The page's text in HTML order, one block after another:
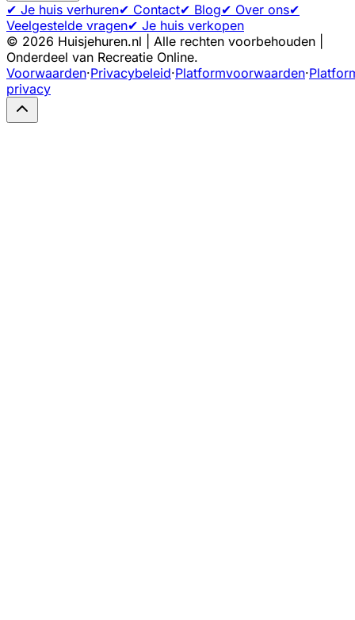
✔ Je huis verhuren✔ Contact✔ Blog✔ Over ons✔
Veelgestelde vragen✔ Je huis verkopen
© 2026 Huisjehuren.nl | Alle rechten voorbehouden |
Onderdeel van Recreatie Online.
Voorwaarden·Privacybeleid·Platformvoorwaarden·
privacy